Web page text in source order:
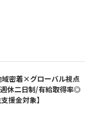
域密着×グローバル視点
休二日制/有給取得率◎
援金対象】